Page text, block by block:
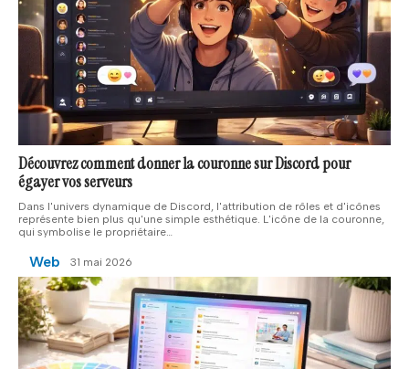
Découvrez comment donner la couronne sur Discord pour
égayer vos serveurs
Dans l'univers dynamique de Discord, l'attribution de rôles et d'icônes
représente bien plus qu'une simple esthétique. L'icône de la couronne,
qui symbolise le propriétaire…
Web 31 mai 2026